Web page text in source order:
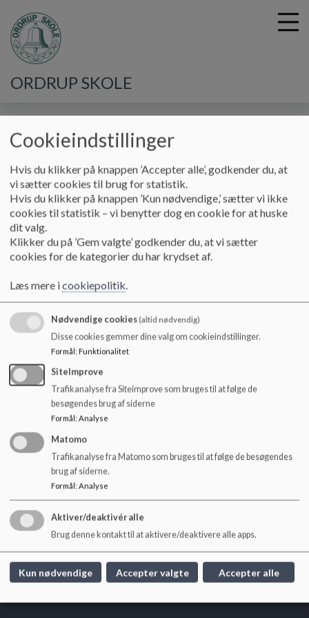
h
ORDRUP SKOLE
Job på skolen
Job på skolen
Alle ledige stillinger opslås ogskalsøges
påwww.gentofte.dk/job
Vi har pt. flere ledige stillinger
Ordrup skole søger en fuldtidspædagog med tid i
Uddannet pædagog 37 timer/uge til Ordrup
Fritidscenter og skole
Der er i øjeblikketikke
Uopfordrede ansøgninger kan sendes
til ordrup.skole@gentofte.dk
Ordrup Skole
Grønnevænge 16, 2920 Charlottenlund
ordrup.skole@gentofte.dk
+45 3998 5959
EAN NR. 5798008644504
Webtilgængelighedserklæring
Cookieindstillinger
Hvis du klikker på knappen ’Accepter alle’, godkender du, at
vi sætter cookies til brug for statistik.
Hvis du klikker på knappen ’Kun nødvendige,’ sætter vi ikke
cookies til statistik – vi benytter dog en cookie for at huske
dit valg.
Klikker du på ’Gem valgte’ godkender du, at vi sætter
cookies for de kategorier du har krydset af.
Læs mere icookiepolitik.
Nødvendige cookies(altid nødvendig)
Disse cookies gemmer dine valg om cookieindstillinger.
Formål: Funktionalitet
SiteImprove
Trafikanalyse fra Siteimprove som bruges til at følge de
besøgendes brug af siderne
Formål : Analyse
Matomo
Trafikanalyse fra Matomo som bruges til at følge de besøgendes
brug af siderne.
Formål: Analyse
Aktiver/deaktivér alle
Brug denne kontakt til at aktivere/deaktivere alle apps.
Kun nødvendige Accepter valgte Accepter alle